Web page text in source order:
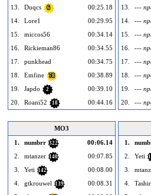
13.
Duqcs 6
00:25.18
14.
Lore1
00:29.95
15.
miccos56
00:34.14
16.
Rickieman86
00:34.55
17.
punkhead
00:34.75
18.
Emfine 78
00:38.89
19.
Japdo 2
00:39.10
20.
Roani52 18 00:44.16
13.
---
14.
---
15.
---
16.
---
17.
---
18.
---
19.
---
20.
---
MO3
1.
numbrr 322
00:06.14
2.
mtanzer 140
00:07.85
3.
Yeti 142
00:08.00
4.
gtkrouwel 139
00:08.31
1.
2.
Yeti
3.
4.